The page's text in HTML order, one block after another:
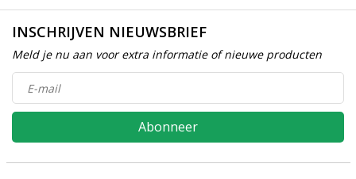
INSCHRIJVEN NIEUWSBRIEF
Meld je nu aan voor extra informatie of nieuwe producten
Abonneer